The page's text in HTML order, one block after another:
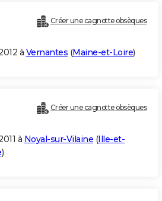
Créer une cagnotte obsèques
à Vernantes (Maine-et-Loire)
Créer une cagnotte obsèques
à Noyal-sur-Vilaine (Ille-et-
)